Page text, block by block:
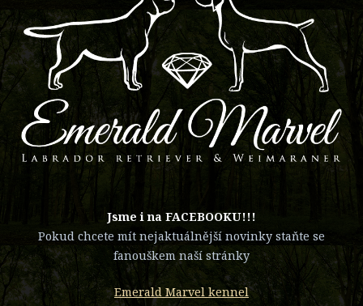
​Jsme i na FACEBOOKU!!!
Pokud chcete mít nejaktuálnější novinky staňte se
fanouškem naší stránky
Emerald Marvel kennel